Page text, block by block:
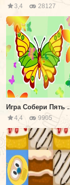
3,4 28127
Игра
4,4 9905